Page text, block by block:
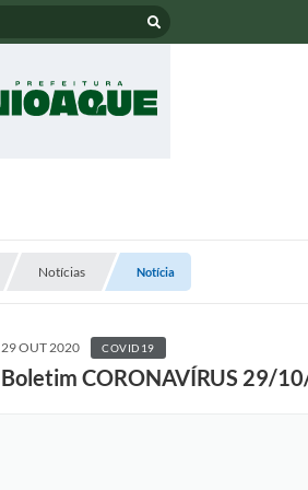
Notícias Notícia
29 OUT 2020 COVID19
Boletim CORONAVÍRUS 29/